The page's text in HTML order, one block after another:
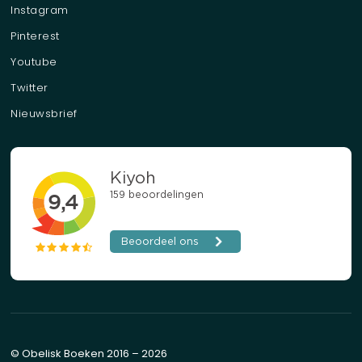
Instagram
Pinterest
Youtube
Twitter
Nieuwsbrief
© Obelisk Boeken 2016 – 2026